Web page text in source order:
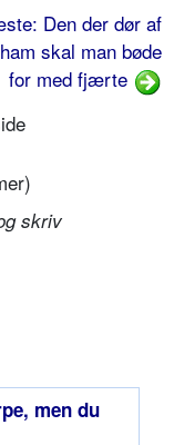
Den der dør af
skal man bøde
for med fjærte
skriv
men du